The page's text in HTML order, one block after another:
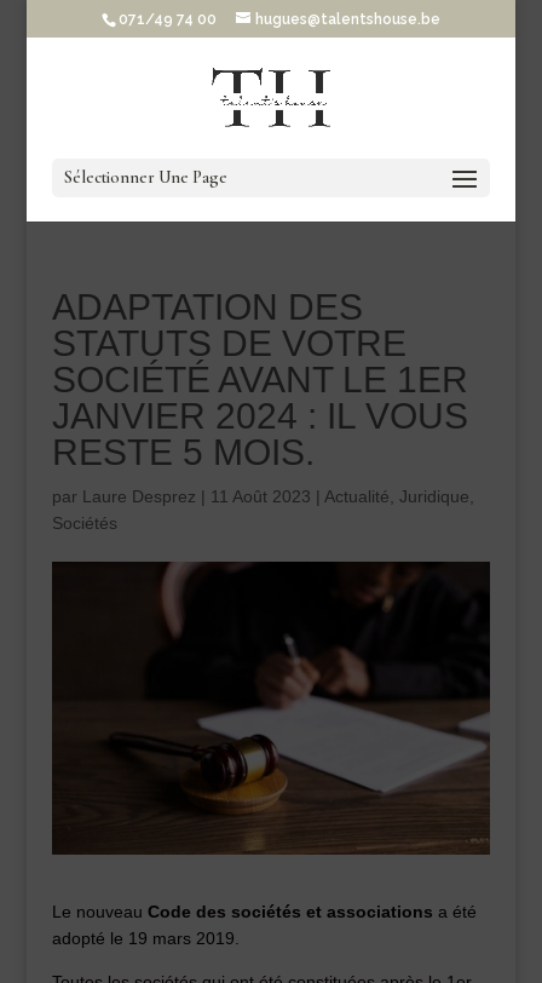
071/49 74 00 hugues@talentshouse.be
Sélectionner Une Page
ADAPTATION DES
STATUTS DE VOTRE
SOCIÉTÉ AVANT LE 1ER
JANVIER 2024 : IL VOUS
RESTE 5 MOIS.
par Laure Desprez | 11 Août 2023 | Actualité Juridique
Sociétés
Le nouveau Code des sociétés et associations a été
adopté le 19 mars 2019.